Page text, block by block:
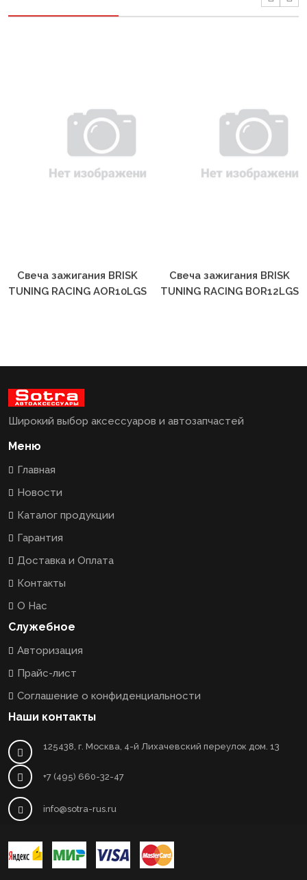
Широкий выбор аксессуаров и автозапчастей
Меню
Главная
Новости
Каталог продукции
Гарантия
Доставка и Оплата
Контакты
О Нас
Служебное
Авторизация
Прайс-лист
Соглашение о конфиденциальности
Наши контакты
125438, г. Москва, 4-й Лихачевский переулок дом. 13
+7 (495) 660-32-47
info@sotra-rus.ru